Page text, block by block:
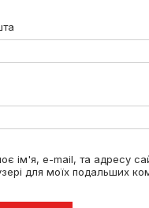
ім'я, e-mail, та адресу
для моїх подальших